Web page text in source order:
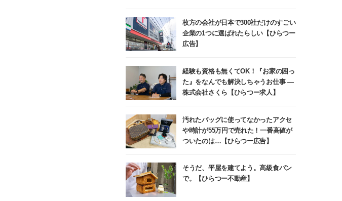
枚方の会社が日本で300社だけのすごい
企業の1つに選ばれたらしい【ひらつー
広告】
経験も資格も無くてOK！『お家の困っ
た』をなんでも解決しちゃうお仕事 ―
株式会社さくら【ひらつー求人】
汚れたバッグに使ってなかったアクセ
や時計が55万円で売れた！一番高値が
ついたのは…【ひらつー広告】
そうだ、平屋を建てよう。高級食パン
で。【ひらつー不動産】